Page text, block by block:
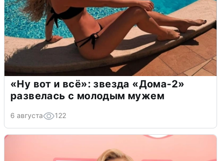
«Ну вот и всё»: звезда «Дома-2»
развелась с молодым мужем
6 августа 122